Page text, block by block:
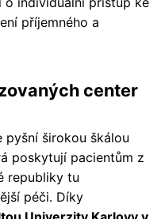
příjemného a
center
pyšní širokou škálou
poskytují pacientům z
republiky tu
péči. Díky